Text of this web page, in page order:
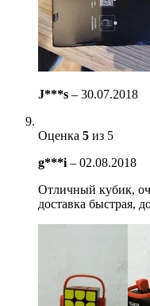
J***s – 30.07.2018
Оценка 5 из 5
g***i – 02.08.2018
Отличный кубик,
доставка быстрая,